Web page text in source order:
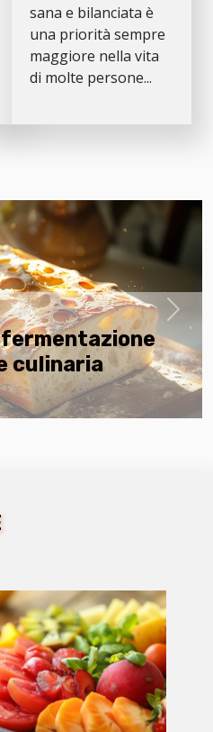
sana e bilanciata è
una priorità sempre
maggiore nella vita
di molte persone...
culinaria
Next